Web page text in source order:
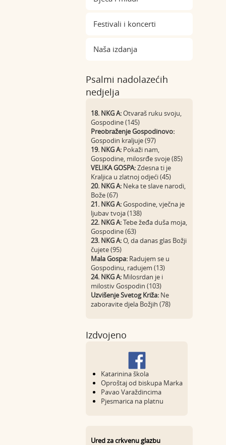
Festivali i koncerti
Naša izdanja
Psalmi nadolazećih
nedjelja
18. NKG A:Otvaraš ruku svoju,
Gospodine (145)
Preobraženje Gospodinovo:
Gospodin kraljuje (97)
19. NKG A: Pokaži nam,
Gospodine, milosrđe svoje (85)
VELIKA GOSPA:Zdesna ti je
Kraljica u zlatnoj odjeći (45)
20. NKG A: Neka te slave narodi,
Bože (67)
21. NKG A:Gospodine, vječna je
ljubav tvoja (138)
22. NKG A:Tebe žeđa duša moja,
Gospodine (63)
23. NKG A:O, da danas glas Božji
čujete (95)
Mala Gospa: Radujem se u
Gospodinu, radujem (13)
24. NKG A: Milosrdan je i
milostiv Gospodin (103)
Uzvišenje Svetog Križa: Ne
zaboravite djela Božjih (78)
Izdvojeno
Katarinina škola
Oproštaj od biskupa Marka
Pavao Varaždincima
Pjesmarica na platnu
Ured za crkvenu glazbu